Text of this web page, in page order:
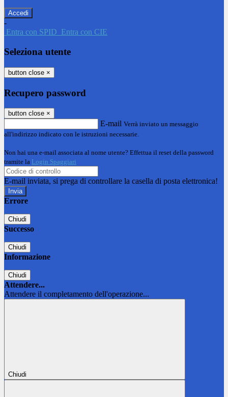
-
Entra con SPID Entra con CIE
Seleziona utente
button close ×
Recupero password
button close ×
E-mail Verrà inviato un messaggio
all'indirizzo indicato con le istruzioni necessarie.
Non hai una e-mail associata al nome utente? Effettua il reset della password
tramite la Login Spaggiari
E-mail inviata, si prega di controllare la casella di posta elettronica!
Errore
Chiudi
Successo
Chiudi
Informazione
Chiudi
Attendere...
Attendere il completamento dell'operazione...
Chiudi